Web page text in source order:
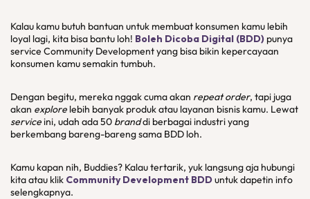
Kalau kamu butuh bantuan untuk membuat konsumen kamu lebih
loyal lagi, kita bisa bantu loh! Boleh Dicoba Digital (BDD) punya
service Community Development yang bisa bikin kepercayaan
konsumen kamu semakin tumbuh.
Dengan begitu, mereka nggak cuma akan repeat order, tapi juga
akan explore lebih banyak produk atau layanan bisnis kamu. Lewat
serviceini, udah ada 50 branddi berbagai industri yang
berkembang bareng-bareng sama BDD loh.
Kamu kapan nih, Buddies? Kalau tertarik, yuk langsung aja hubungi
kita atau klik Community Development BDDuntuk dapetin info
selengkapnya.